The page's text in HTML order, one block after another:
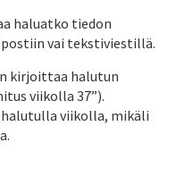
haluatko tiedon
vai tekstiviestillä.
kirjoittaa halutun
viikolla 37”).
viikolla, mikäli